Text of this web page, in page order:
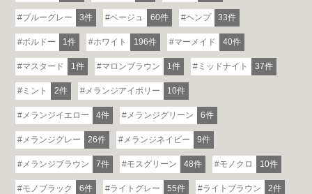
ブルーグレー 3件 ベージュ 60件 ヘンプ 33件
ボルドー 1件 ホワイト 196件 マーメイド 40件
マスタード 1件 マロンブラウン 1件 ミッドナイト 37件
ミント 2件 メランジアイボリー 10件
メランジイエロー 4件 メランジグリーン 6件
メランジグレー 26件 メランジネイビー 9件
メランジブラウン 7件 モスグリーン 48件 モノクロ 10件
モノブラック 6件 ライトグレー 55件 ライトブラウン 2件